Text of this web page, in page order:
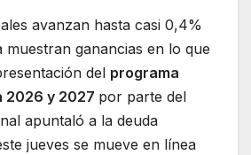
avanzan hasta casi 0,4%
ganancias en lo que
del programa
2026 y 2027 por parte del
apuntaló a la deuda
jueves se mueve en línea